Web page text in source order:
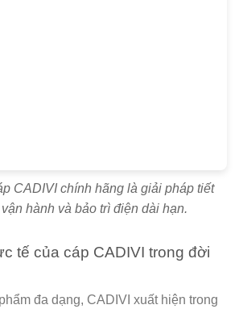
CADIVI chính hãng là giải pháp tiết
hành và bảo trì điện dài hạn.
tế của cáp CADIVI trong đời
đa dạng, CADIVI xuất hiện trong